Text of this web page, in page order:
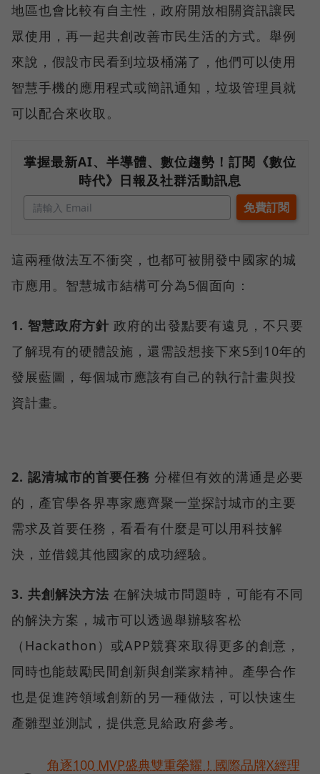
地區也會比較有自主性，政府開放相關資訊讓民
眾使用，再一起共創改善市民生活的方式。舉例
來說，假設市民看到垃圾桶滿了，他們可以使用
智慧手機的應用程式或簡訊通知，垃圾管理員就
可以配合來收取。
掌握最新AI、半導體、數位趨勢！訂閱《數位
時代》日報及社群活動訊息
這兩種做法互不衝突，也都可被開發中國家的城
市應用。智慧城市結構可分為5個面向：
1. 智慧政府方針 政府的出發點要有遠見，不只要
了解現有的硬體設施，還需設想接下來5到10年的
發展藍圖，每個城市應該有自己的執行計畫與投
資計畫。
2. 認清城市的首要任務 分權但有效的溝通是必要
的，產官學各界專家應齊聚一堂探討城市的主要
需求及首要任務，看看有什麼是可以用科技解
決，並借鏡其他國家的成功經驗。
3. 共創解決方法 在解決城市問題時，可能有不同
的解決方案，城市可以透過舉辦駭客松
（Hackathon）或APP競賽來取得更多的創意，
同時也能鼓勵民間創新與創業家精神。產學合作
也是促進跨領域創新的另一種做法，可以快速生
產雛型並測試，提供意見給政府參考。
角逐100 MVP盛典雙重榮耀！國際品牌X經理